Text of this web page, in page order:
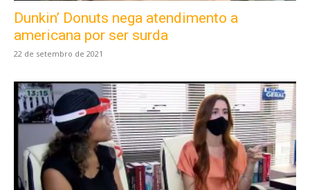
Dunkin’ Donuts nega atendimento a
americana por ser surda
22 de setembro de 2021